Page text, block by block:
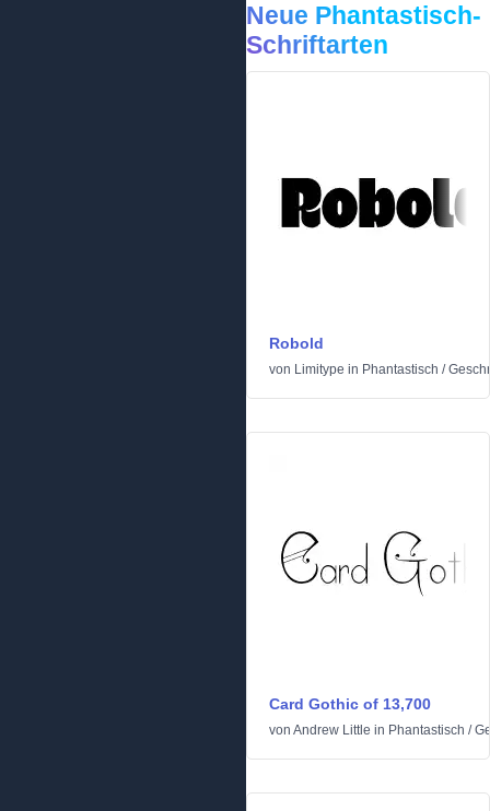
Neue Phantastisch-
Schriftarten
Robold
von Limitype in Phantastisch /
Card Gothic of 13,700
von Andrew Little in Phantastisch /